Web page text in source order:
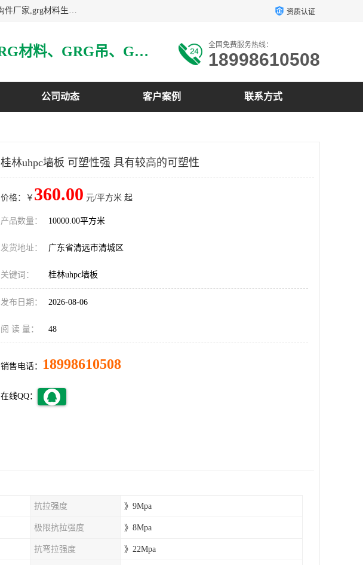
主营广东grg厂家,广东grc厂家,grg材料,grc材料,grg厂家,grc厂家,grg吊顶,grg造型,grg构件,grc构件,grc线条,grc构件厂家,grg材料生产厂家,grg材料定制,uhpc,uhpc厂家,uhpc外墙挂板,uhpc镂空幕墙板,3万平方厂房,如果您对我公司的产品服务感兴趣,请联系我们. 资质认证
主要生产：GRG材料、GRG吊、GRG构件、GRG线条、GRG艺术造型、GRG吊材料等 全国免费服务热线：
18998610508
公司动态 客户案例 联系方式
桂林uhpc墙板 可塑性强 具有较高的可塑性
价格：￥ 360.00 元/平方米 起
产品数量： 10000.00平方米
发货地址： 广东省清远市清城区
关键词： 桂林uhpc墙板
发布日期： 2026-08-06
阅 读 量： 48
销售电话： 18998610508
在线QQ：
抗拉强度 》9Mpa
极限抗拉强度 》8Mpa
抗弯拉强度 》22Mpa